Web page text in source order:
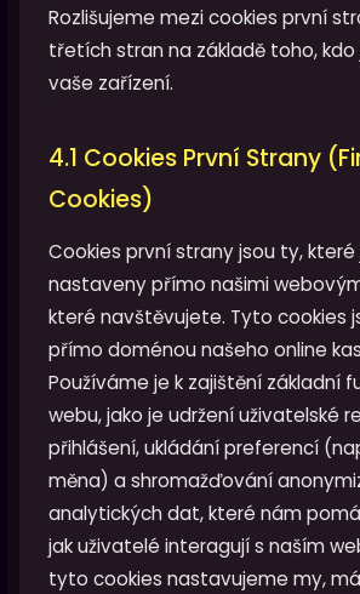
Rozlišujeme mezi cookies první
třetích stran na základě toho, kdo
vaše zařízení.
4.1 Cookies První Strany
Cookies)
Cookies první strany jsou ty, které
nastaveny přímo našimi
které navštěvujete. Tyto cookies
přímo doménou našeho online
Používáme je k zajištění základní
webu, jako je udržení uživatelské
přihlášení, ukládání preferencí
měna) a shromažďování
analytických dat, které nám
jak uživatelé interagují s naším
tyto cookies nastavujeme my,